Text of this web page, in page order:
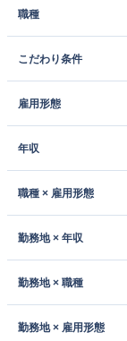
職種
こだわり条件
雇用形態
年収
職種 × 雇用形態
勤務地 × 年収
勤務地 × 職種
勤務地 × 雇用形態